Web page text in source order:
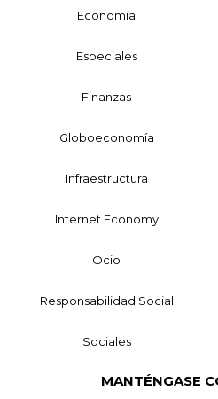
Economía
Especiales
Finanzas
Globoeconomía
Infraestructura
Internet Economy
Ocio
Responsabilidad Social
Sociales
MANTÉNGASE